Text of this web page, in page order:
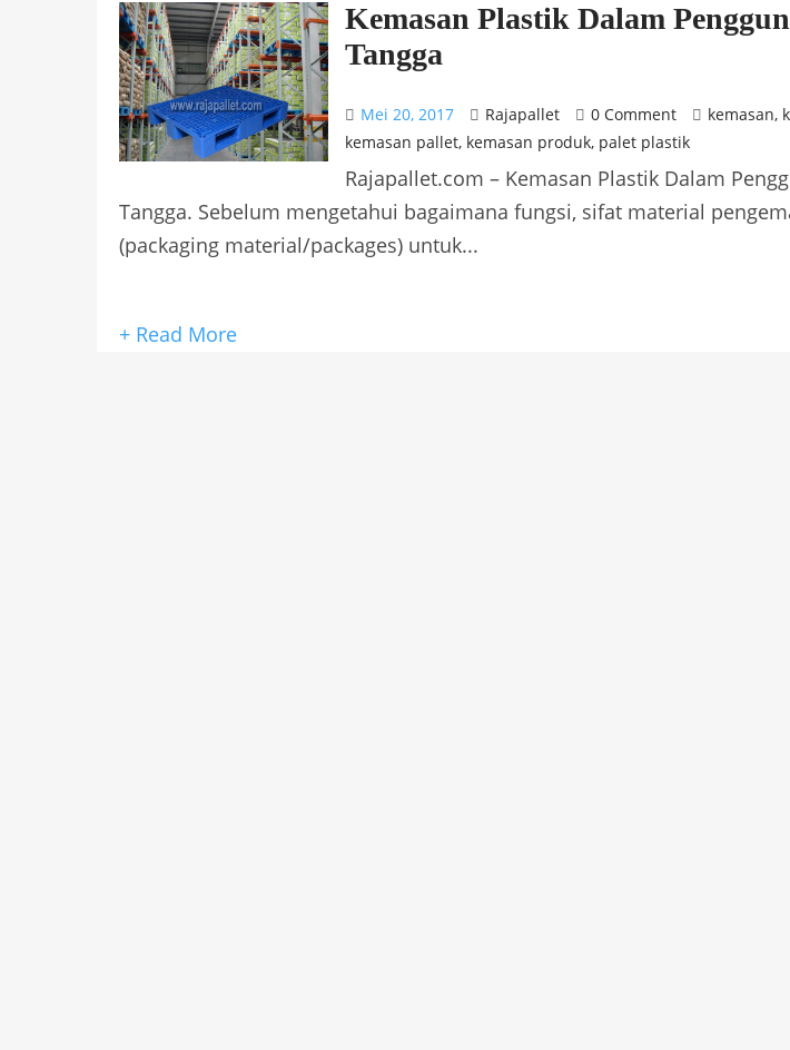
Kemasan Plastik Dalam
Tangga
Mei 20, 2017 Rajapallet 0 Comment kemasan,
kemasan pallet, kemasan produk, palet plastik
Rajapallet.com – Kemasan Plastik Dalam
Tangga. Sebelum mengetahui bagaimana fungsi, sifat material
(packaging material/packages) untuk...
+ Read More